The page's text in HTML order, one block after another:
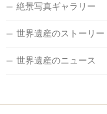
絶景写真ギャラリー
世界遺産のストーリー
世界遺産のニュース